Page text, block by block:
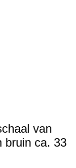
van
bruin ca. 33